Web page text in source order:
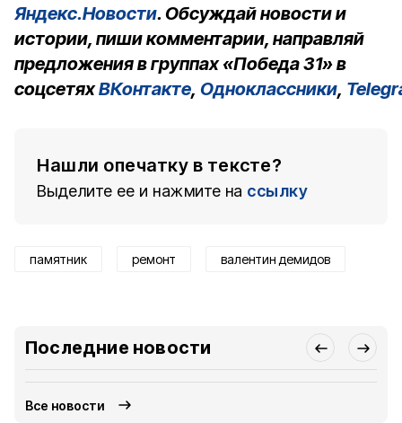
Яндекс.Новости. Обсуждай новости и
истории, пиши комментарии, направляй
предложения в группах «Победа 31» в
соцсетяхВКонтакте, Одноклассники,
Нашли опечатку в тексте?
Выделите ее и нажмите на ссылку
памятник ремонт валентин демидов
Последние новости
Все новости